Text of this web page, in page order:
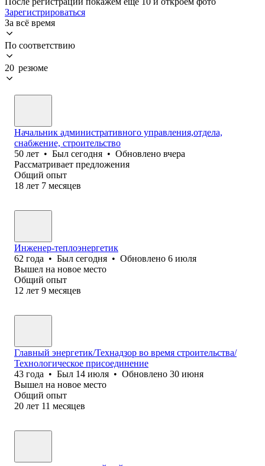
Зарегистрироваться
За всё время
По соответствию
20 резюме
Начальник административного управления,отдела,
снабжение, строительство
50 лет • Был сегодня • Обновлено вчера
Рассматривает предложения
Общий опыт
18 лет 7 месяцев
Инженер-теплоэнергетик
62 года • Был сегодня • Обновлено 6 июля
Вышел на новое место
Общий опыт
12 лет 9 месяцев
Главный энергетик/Технадзор во время строительства/
Технологическое присоединение
43 года • Был 14 июля • Обновлено 30 июня
Вышел на новое место
Общий опыт
20 лет 11 месяцев